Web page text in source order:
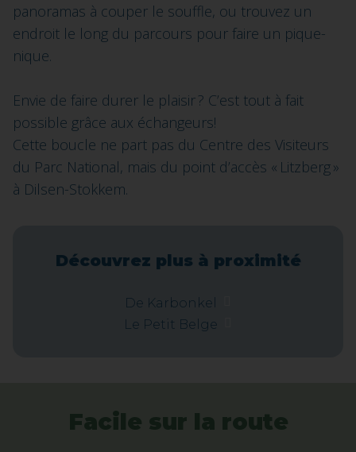
panoramas à couper le souffle, ou trouvez un
endroit le long du parcours pour faire un pique-
nique.
Envie de faire durer le plaisir ? C’est tout à fait
possible grâce aux échangeurs!
Cette boucle ne part pas du Centre des Visiteurs
du Parc National, mais du point d’accès « Litzberg »
à Dilsen-Stokkem.
Découvrez plus à proximité
De Karbonkel
Le Petit Belge
Facile sur la route